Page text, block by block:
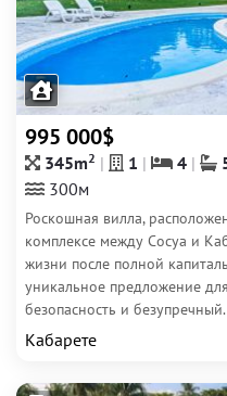
995 000$
345m2 1 4
300м
Роскошная вилла,
комплексе между Сосуа и
жизни после полной
уникальное предложение
безопасность и
Кабарете